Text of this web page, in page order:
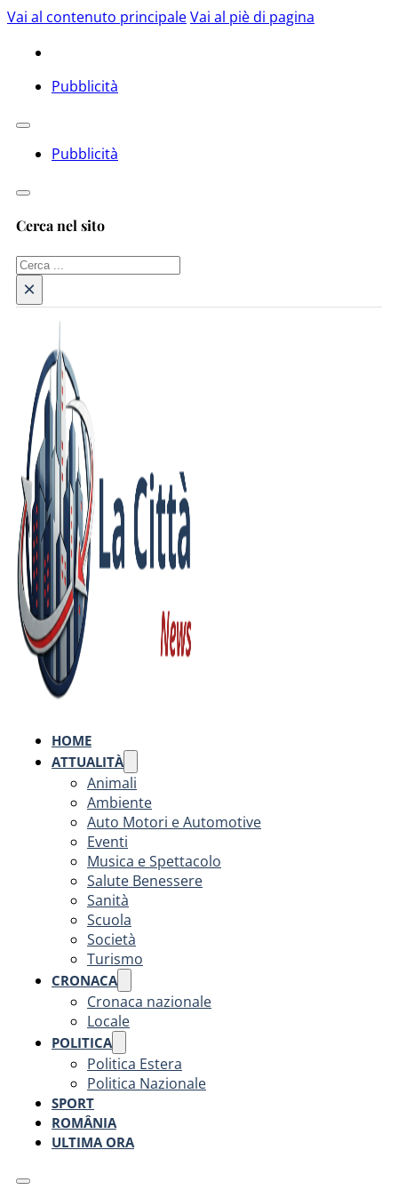
Vai al contenuto principaleVai al piè di pagina
Pubblicità
Pubblicità
Cerca nel sito
Cerca
×
HOME
ATTUALITÀ
Animali
Ambiente
Auto Motori e Automotive
Eventi
Musica e Spettacolo
Salute Benessere
Sanità
Scuola
Società
Turismo
CRONACA
Cronaca nazionale
Locale
POLITICA
Politica Estera
Politica Nazionale
SPORT
ROMÂNIA
ULTIMA ORA